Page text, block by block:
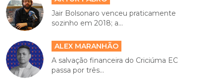
Jair Bolsonaro venceu praticamente
sozinho em 2018; a...
ALEX MARANHÃO
A salvação financeira do Criciúma EC
passa por três...